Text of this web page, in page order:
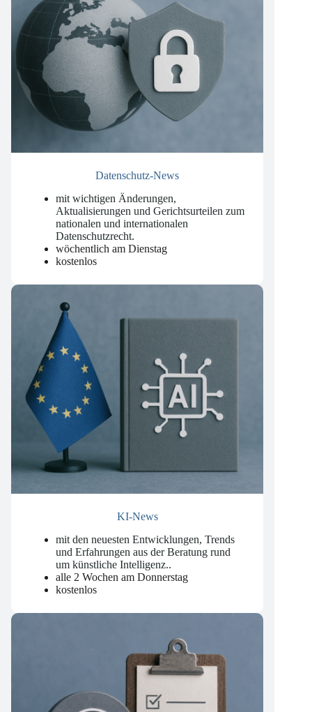
Datenschutz-News
mit wichtigen Änderungen,
Aktualisierungen und Gerichtsurteilen zum
nationalen und internationalen
Datenschutzrecht.
wöchentlich am Dienstag
mit den neuesten Entwicklungen, Trends
und Erfahrungen aus der Beratung rund
um künstliche Intelligenz..
alle 2 Wochen am Donnerstag